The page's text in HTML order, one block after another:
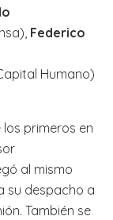
Federico
Humano)
primeros en
al mismo
su despacho a
También se